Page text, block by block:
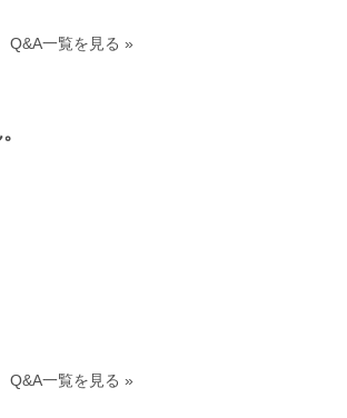
Q&A一覧を見る »
Q&A一覧を見る »